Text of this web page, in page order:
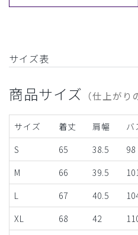
サイズ表
商品サイズ （仕上がり
サイズ 着丈 肩幅 バ
S
65 38.5 98
M
66 39.5 101
L
67 40.5
XL
68 42